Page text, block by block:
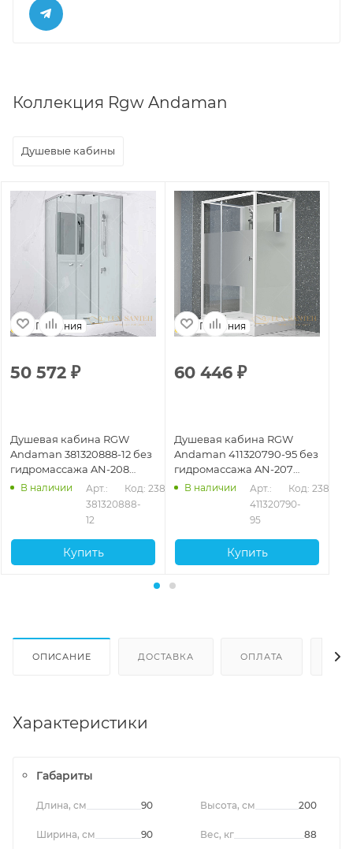
Коллекция Rgw Andaman
Душевые кабины
Германия
50 572 ₽
Душевая кабина RGW
Andaman 381320888-12 без
гидромассажа AN-208
80х80, сатин
В наличии
Арт.:
381320888-
12
Код: 23874
Купить
Германия
60 446 ₽
Душевая кабина RGW
Andaman 411320790-95 без
гидромассажа AN-207
100х90, белый
В наличии
Арт.:
411320790-
95
Код: 23881
Купить
ОПИСАНИЕ ДОСТАВКА ОПЛАТА
Характеристики
Габариты
Длина, см 90
Ширина, см 90
Высота, см 200
Вес, кг 88